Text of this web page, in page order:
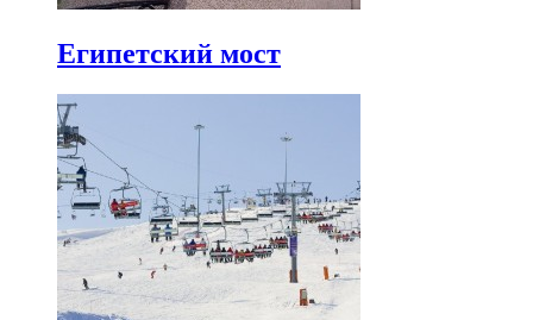
Египетский мост